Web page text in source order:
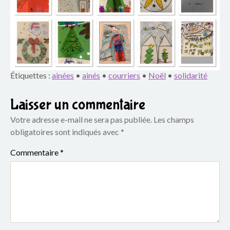
Étiquettes : ainées • ainés • courriers • Noël • solidarité
Laisser un commentaire
Votre adresse e-mail ne sera pas publiée. Les champs
obligatoires sont indiqués avec *
Commentaire*